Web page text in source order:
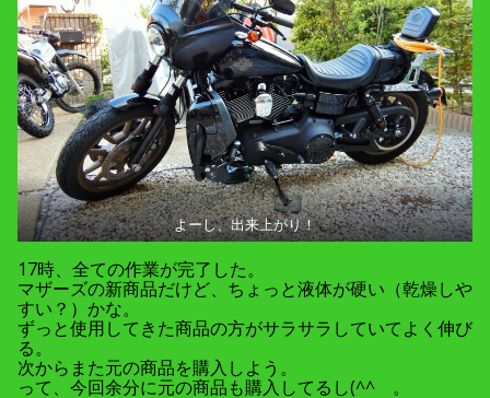
よーし、出来上がり！
17時、全ての作業が完了した。
マザーズの新商品だけど、ちょっと液体が硬い（乾燥しや
すい？）かな。
ずっと使用してきた商品の方がサラサラしていてよく伸び
る。
次からまた元の商品を購入しよう。
って、今回余分に元の商品も購入してるし(^^ゞ。